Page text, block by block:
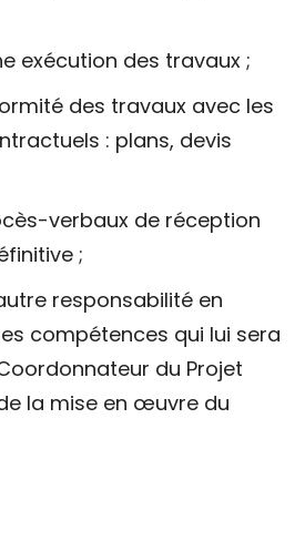
exécution des travaux ;
des travaux avec les
: plans, devis
verbaux de réception
;
responsabilité en
compétences qui lui sera
du Projet
la mise en œuvre du